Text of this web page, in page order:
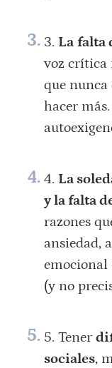
La falta
voz crítica
que nunca
hacer
La
y la falta
razones
ansiedad,
emocional
(y no
Tener
sociales,